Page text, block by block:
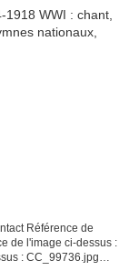
Référence de
de l'image ci-dessus :
: CC_99736.jpg